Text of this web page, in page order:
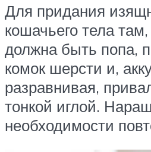
Для придания
кошачьего тела там,
должна быть попа,
комок шерсти и,
разравнивая,
тонкой иглой.
необходимости